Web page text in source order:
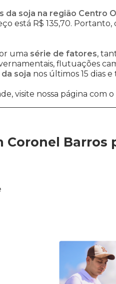
da soja na região Centro
está R$ 135,70.
uma série de fatores,
flutuações
soja nos últimos 15 dias
visite nossa página com o
Coronel Barros